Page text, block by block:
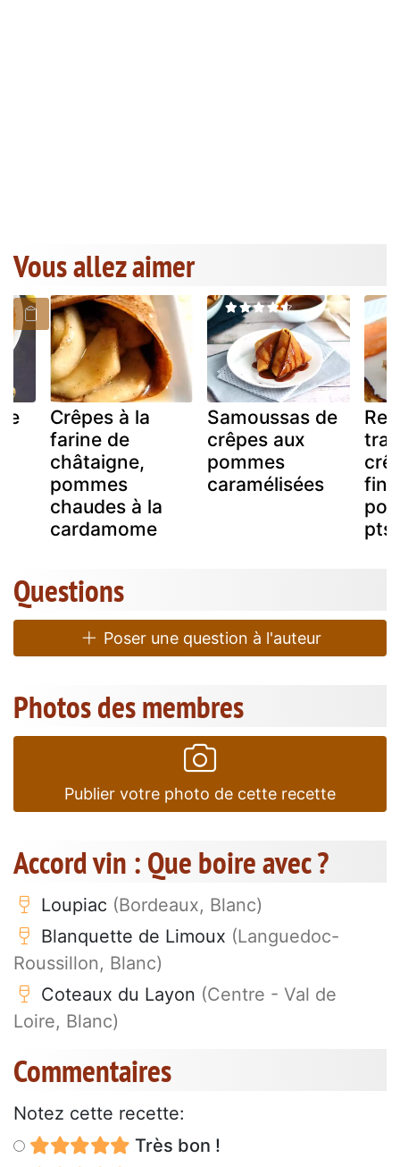
Vous allez aimer
Crêpes à la
farine de
châtaigne,
pommes
chaudes à la
cardamome
Samoussas de
crêpes aux
pommes
caramélisées
pts
Questions
Poser une question à l'auteur
Photos des membres
Publier votre photo de cette recette
Accord vin : Que boire avec ?
Loupiac (Bordeaux, Blanc)
Blanquette de Limoux (Languedoc-
Roussillon, Blanc)
Coteaux du Layon (Centre - Val de
Loire, Blanc)
Commentaires
Notez cette recette:
Très bon !